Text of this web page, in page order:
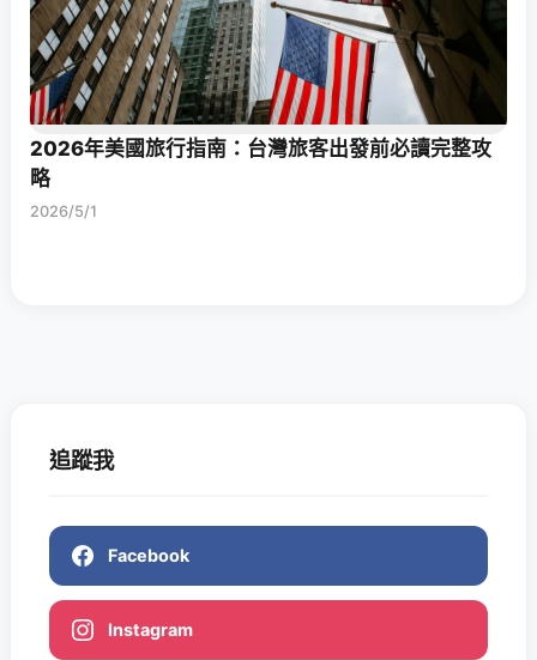
2026年美國旅行指南：台灣旅客出發前必讀完整攻
略
2026/5/1
追蹤我
Facebook
Instagram